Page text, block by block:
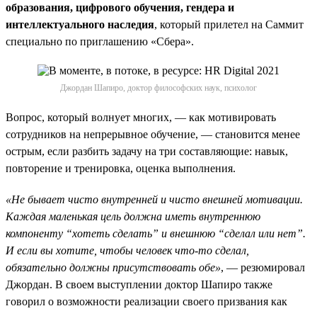
образования, цифрового обучения, гендера и
интеллектуального наследия, который прилетел на Саммит
специально по приглашению «Сбера».
Джордан Шапиро, доктор философских наук, психолог
Вопрос, который волнует многих, — как мотивировать
сотрудников на непрерывное обучение, — становится менее
острым, если разбить задачу на три составляющие: навык,
повторение и тренировка, оценка выполнения.
«Не бывает чисто внутренней и чисто внешней мотивации.
Каждая маленькая цель должна иметь внутреннюю
компоненту “хотеть сделать” и внешнюю “сделал или нет”.
И если вы хотите, чтобы человек что-то сделал,
обязательно должны присутствовать обе», — резюмировал
Джордан. В своем выступлении доктор Шапиро также
говорил о возможности реализации своего призвания как